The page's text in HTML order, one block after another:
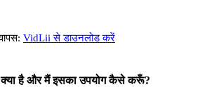
VidLii से डाउनलोड करें
है और मैं इसका उपयोग कैसे करूँ?